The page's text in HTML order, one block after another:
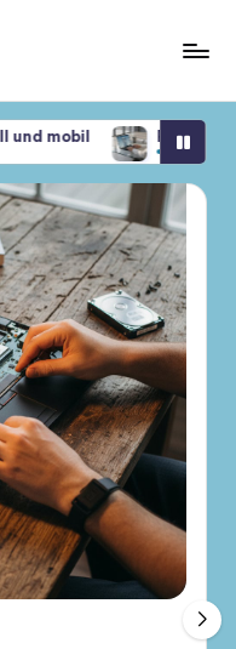
Portable
Februar 15, 2026